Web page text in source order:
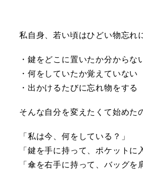
私自身、若い頃はひどい物忘れ
・鍵をどこに置いたか分からな
・何をしていたか覚えていない
・出かけるたびに忘れ物をする
そんな自分を変えたくて始めた
「私は今、何をしている？」
「鍵を手に持って、ポケットに
「傘を右手に持って、バッグを